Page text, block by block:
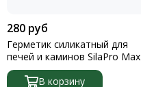
280 руб
Герметик силикатный для
печей и каминов SilaPro Max
Sealant SSP 15280 280мл
черныйВ корзину